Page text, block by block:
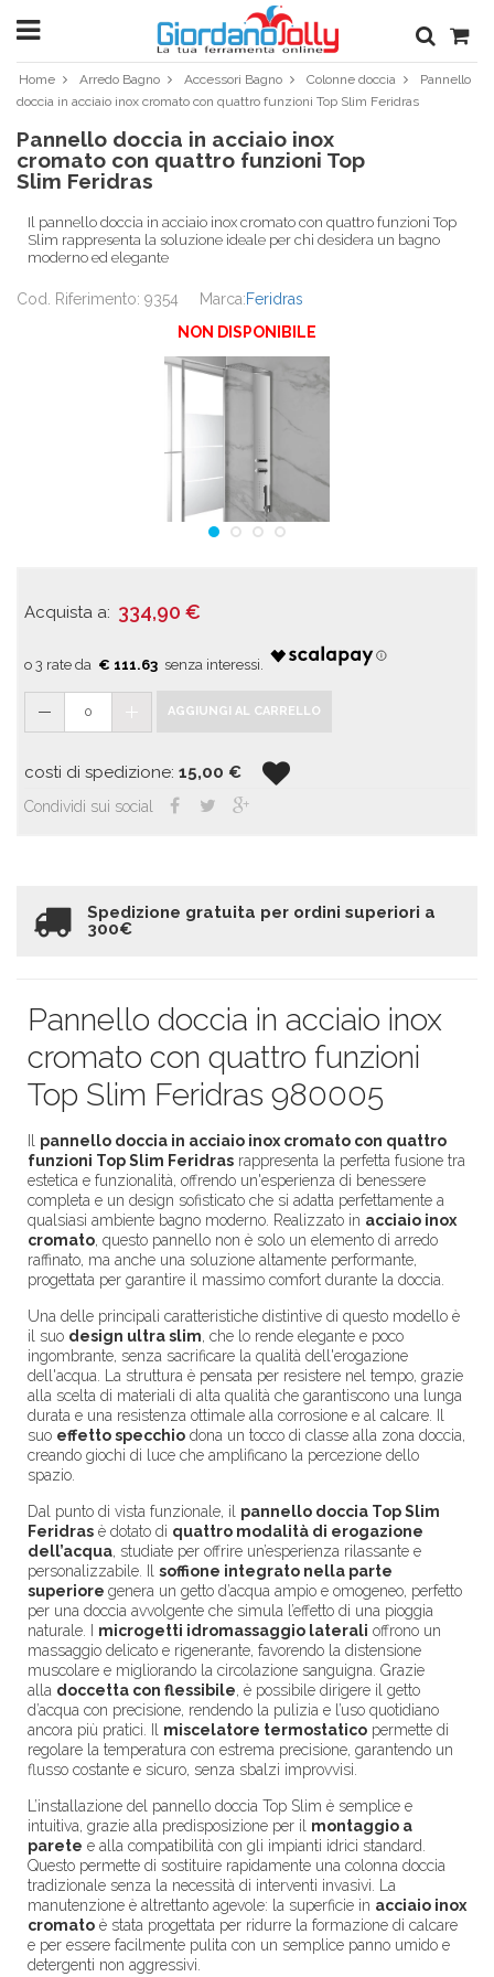
Home Arredo Bagno Accessori Bagno Colonne doccia
Pannello
doccia in acciaio inox cromato con quattro funzioni Top Slim Feridras
Pannello doccia in acciaio inox
cromato con quattro funzioni Top
Slim Feridras
Il pannello doccia in acciaio inox cromato con quattro funzioni Top
Slim rappresenta la soluzione ideale per chi desidera un bagno
moderno ed elegante
Cod. Riferimento: 9354 Marca:Feridras
NON DISPONIBILE
Acquista a: 334,90 €
€ 111.63
0 AGGIUNGI AL CARRELLO
costi di spedizione: 15,00 €
Condividi sui social
Spedizione gratuita per ordini superiori a
300€
Pannello doccia in acciaio inox
cromato con quattro funzioni
Top Slim Feridras 980005
pannello doccia in acciaio inox cromato con quattro
funzioni Top Slim Feridras rappresenta la perfetta fusione tra
estetica e funzionalità, offrendo un'esperienza di benessere
completa e un design sofisticato che si adatta perfettamente a
qualsiasi ambiente bagno moderno. Realizzato in acciaio inox
cromato, questo pannello non è solo un elemento di arredo
raffinato, ma anche una soluzione altamente performante,
progettata per garantire il massimo comfort durante la doccia.
Una delle principali caratteristiche distintive di questo modello è
il suo design ultra slim, che lo rende elegante e poco
ingombrante, senza sacrificare la qualità dell'erogazione
dell'acqua. La struttura è pensata per resistere nel tempo, grazie
alla scelta di materiali di alta qualità che garantiscono una lunga
durata e una resistenza ottimale alla corrosione e al calcare. Il
suo effetto specchio dona un tocco di classe alla zona doccia,
creando giochi di luce che amplificano la percezione dello
spazio.
Dal punto di vista funzionale, il pannello doccia Top Slim
Feridras è dotato di quattro modalità di erogazione
dell’acqua, studiate per offrire un’esperienza rilassante e
personalizzabile. Il soffione integrato nella parte
superiore genera un getto d’acqua ampio e omogeneo, perfetto
per una doccia avvolgente che simula l’effetto di una pioggia
naturale. I microgetti idromassaggio laterali offrono un
massaggio delicato e rigenerante, favorendo la distensione
muscolare e migliorando la circolazione sanguigna. Grazie
alla doccetta con flessibile, è possibile dirigere il getto
d’acqua con precisione, rendendo la pulizia e l’uso quotidiano
ancora più pratici. Il miscelatore termostatico permette di
regolare la temperatura con estrema precisione, garantendo un
flusso costante e sicuro, senza sbalzi improvvisi.
L’installazione del pannello doccia Top Slim è semplice e
intuitiva, grazie alla predisposizione per il montaggio a
parete e alla compatibilità con gli impianti idrici standard.
Questo permette di sostituire rapidamente una colonna doccia
tradizionale senza la necessità di interventi invasivi. La
manutenzione è altrettanto agevole: la superficie in acciaio inox
cromato è stata progettata per ridurre la formazione di calcare
e per essere facilmente pulita con un semplice panno umido e
detergenti non aggressivi.